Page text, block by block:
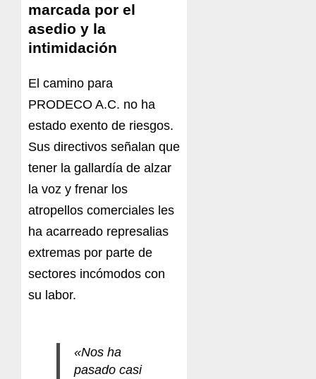
marcada por el
asedio y la
intimidación
El camino para
PRODECO A.C. no ha
estado exento de riesgos.
Sus directivos señalan que
tener la gallardía de alzar
la voz y frenar los
atropellos comerciales les
ha acarreado represalias
extremas por parte de
sectores incómodos con
su labor.
«Nos ha
pasado casi